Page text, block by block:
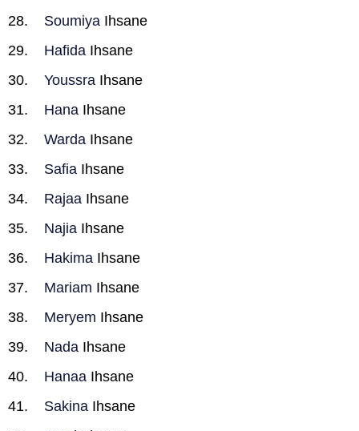
Soumiya Ihsane
Hafida Ihsane
Youssra Ihsane
Hana Ihsane
Warda Ihsane
Safia Ihsane
Rajaa Ihsane
Najia Ihsane
Hakima Ihsane
Mariam Ihsane
Meryem Ihsane
Nada Ihsane
Hanaa Ihsane
Sakina Ihsane